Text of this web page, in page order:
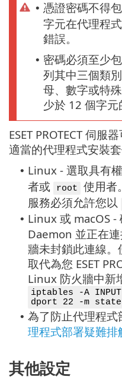
• 憑證密碼不得
字元在代理程
錯誤。
• 密碼必須至少
列其中三個類
母、數字或特
少於 12 個字元
ESET PROTECT 伺服
適當的代理程式安裝
• Linux - 選取具有
者或
root 使用者
服務必須允許您以
• Linux 或 macOS -
Daemon 並正在
牆未封鎖此連線。
取代為您 ESET
Linux 防火牆中新
iptables -A
dport 22 -m state
• 為了防止代理程
理程式部署疑難排
其他設定